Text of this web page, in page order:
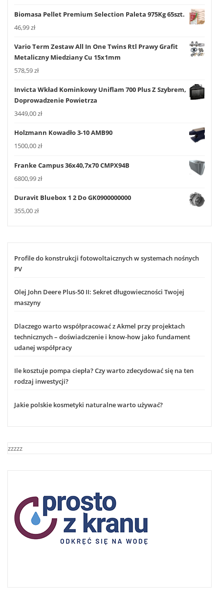
Biomasa Pellet Premium Selection Paleta 975Kg 65szt.
46,99zł
Vario Term Zestaw All In One Twins Rtl Prawy Grafit
Metaliczny Miedziany Cu 15x1mm
578,59zł
Invicta Wkład Kominkowy Uniflam 700 Plus Z Szybrem,
Doprowadzenie Powietrza
3449,00zł
Holzmann Kowadło 3-10 AMB90
1500,00zł
Franke Campus 36x40,7x70 CMPX94B
6800,99zł
Duravit Bluebox 1 2 Do GK0900000000
355,00zł
Profile do konstrukcji fotowoltaicznych w systemach nośnych
PV
Olej John Deere Plus-50 II: Sekret długowieczności Twojej
maszyny
Dlaczego warto współpracować z Akmel przy projektach
technicznych – doświadczenie i know-how jako fundament
udanej współpracy
Ile kosztuje pompa ciepła? Czy warto zdecydować się na ten
rodzaj inwestycji?
Jakie polskie kosmetyki naturalne warto używać?
zzzzz